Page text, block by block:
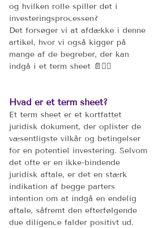
og hvilken rolle spiller det i
investeringsprocessen?
Det forsøger vi at afdække i denne
artikel, hvor vi også kigger på
mange af de begreber, der kan
indgå i et term sheet 📄✍🏼
Hvad er et term sheet?
Et term sheet er et kortfattet
juridisk dokument, der oplister de
væsentligste vilkår og betingelser
for en potentiel investering. Selvom
det ofte er en ikke-bindende
juridisk aftale, er det en stærk
indikation af begge parters
intention om at indgå en endelig
aftale, såfremt den efterfølgende
due diligence falder positivt ud.